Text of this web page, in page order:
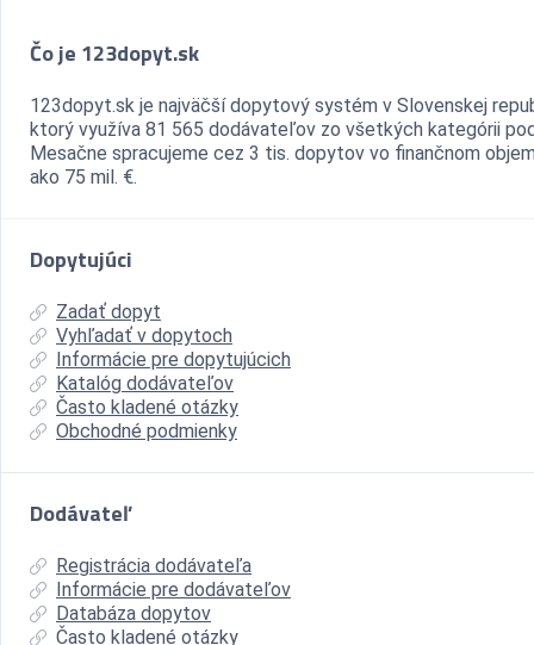
Čo je 123dopyt.sk
123dopyt.sk je najväčší dopytový systém v Slovenskej
ktorý využíva 81 565 dodávateľov zo všetkých kategórii
Mesačne spracujeme cez 3 tis. dopytov vo finančnom
ako 75 mil. €.
Dopytujúci
Zadať dopyt
Vyhľadať v dopytoch
Informácie pre dopytujúcich
Katalóg dodávateľov
Často kladené otázky
Obchodné podmienky
Dodávateľ
Registrácia dodávateľa
Informácie pre dodávateľov
Databáza dopytov
Často kladené otázky